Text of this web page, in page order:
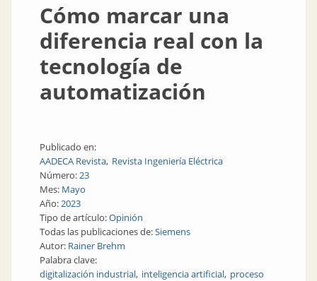
Cómo marcar una
diferencia real con la
tecnología de
automatización
Publicado en:
AADECA Revista Revista Ingeniería Eléctrica
Número:23
Mes: Mayo
Año:2023
Tipo de artículo:Opinión
Todas las publicaciones de:Siemens
Autor: Rainer Brehm
Palabra clave:
digitalización industrial inteligencia artificial proceso